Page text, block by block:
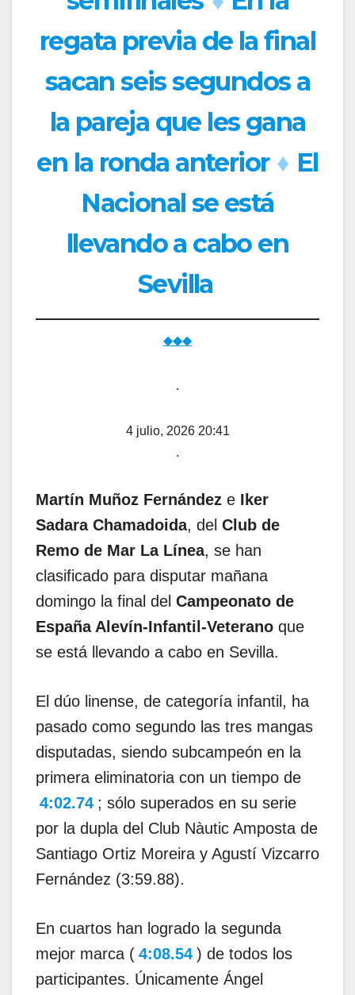
regata previa de la final
sacan seis segundos a
la pareja que les gana
en la ronda anterior ♦ El
Nacional se está
llevando a cabo en
Sevilla
◆◆◆
.
4 julio, 2026 20:41
.
Martín Muñoz Fernández e Iker
Sadara Chamadoida, del Club de
Remo de Mar La Línea, se han
clasificado para disputar mañana
domingo la final del Campeonato de
España Alevín-Infantil-Veterano que
se está llevando a cabo en Sevilla.
El dúo linense, de categoría infantil, ha
pasado como segundo las tres mangas
disputadas, siendo subcampeón en la
primera eliminatoria con un tiempo de
4:02.74 ; sólo superados en su serie
por la dupla del Club Nàutic Amposta de
Santiago Ortiz Moreira y Agustí Vizcarro
Fernández (3:59.88).
En cuartos han logrado la segunda
mejor marca ( 4:08.54 ) de todos los
participantes. Únicamente Ángel